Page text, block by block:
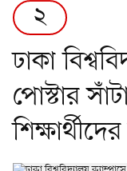
২
ঢাকা
পোস্টার